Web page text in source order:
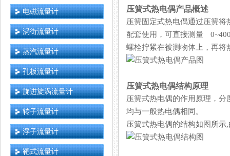
电磁流量计
涡街流量计
蒸汽流量计
孔板流量计
旋进旋涡流量计
转子流量计
浮子流量计
靶式流量计
压簧式热电偶产品概述
压簧固定式热电偶通过压簧将
配套使用，可直接测量
螺栓拧紧在被测物体上，再将
压簧式热电偶结构原理
压簧式热电偶的作用原理
均与一般热电偶相同。
压簧式热电偶的结构如图所示,